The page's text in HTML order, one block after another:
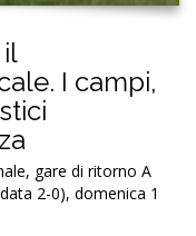
I campi,
gare di ritorno A
2-0), domenica 1